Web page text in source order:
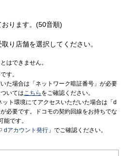
ります。(50音順)
り店舗を選択してください。
はできません。
す。
た場合は「ネットワーク暗証番号」が必要
いてはこちら をご確認ください。
ト環境にてアクセスいただいた場合は「d
必要です。ドコモの契約回線をお持ちでな
です。
dアカウント発行 」でご確認ください。